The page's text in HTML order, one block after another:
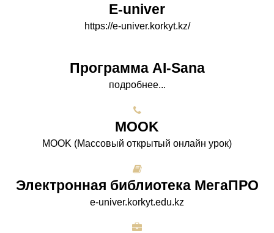
E-univer
https://e-univer.korkyt.kz/
Программа AI-Sana
подробнее...
МООK
МООK (Массовый открытый онлайн урок)
Электронная библиотека МегаПРО
e-univer.korkyt.edu.kz